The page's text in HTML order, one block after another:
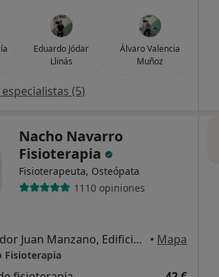
Eduardo Jódar
Llinás
Álvaro Valencia
Muñoz
(5)
Nacho Navarro
Fisioterapia
Fisioterapeuta, Osteópata
1110 opiniones
Calle Historiador Juan Manzano, Edificio Palmera Center, Portal 2, Oficina 53., Montequinto • Mapa
Fisioterapia